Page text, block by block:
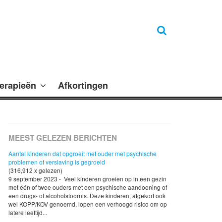
Afkortingen
MEEST GELEZEN BERICHTEN
Aantal kinderen dat opgroeit met ouder met psychische
problemen of verslaving is gegroeid
(316,912 x gelezen)
9 september 2023 - Veel kinderen groeien op in een gezin
met één of twee ouders met een psychische aandoening of
een drugs- of alcoholstoornis. Deze kinderen, afgekort ook
wel KOPP/KOV genoemd, lopen een verhoogd risico om op
latere leeftijd...